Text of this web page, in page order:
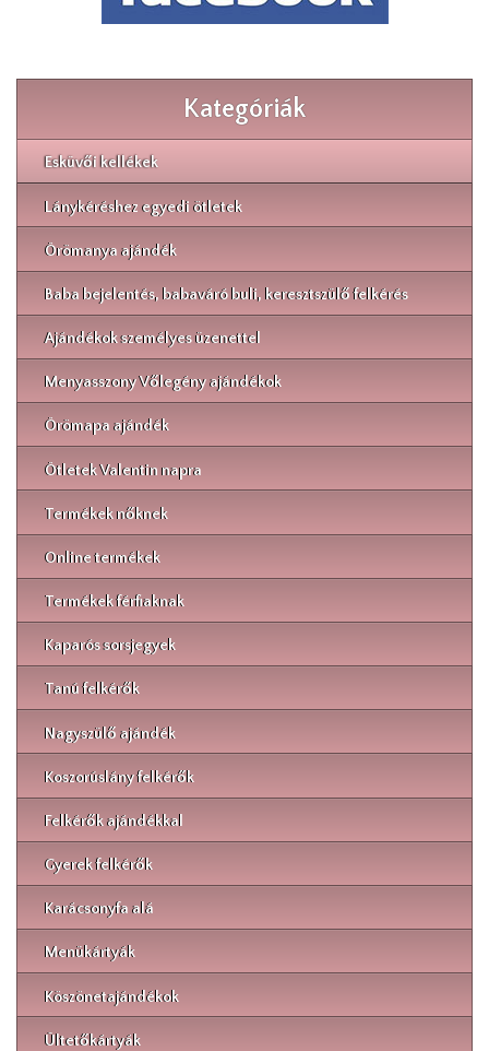
Kategóriák
Esküvői kellékek
Lánykéréshez egyedi ötletek
Örömanya ajándék
Baba bejelentés, babaváró buli, keresztszülő felkérés
Ajándékok személyes üzenettel
Menyasszony Vőlegény ajándékok
Örömapa ajándék
Ötletek Valentin napra
Termékek nőknek
Online termékek
Termékek férfiaknak
Kaparós sorsjegyek
Tanú felkérők
Nagyszülő ajándék
Koszorúslány felkérők
Felkérők ajándékkal
Gyerek felkérők
Karácsonyfa alá
Menükártyák
Köszönetajándékok
Ültetőkártyák